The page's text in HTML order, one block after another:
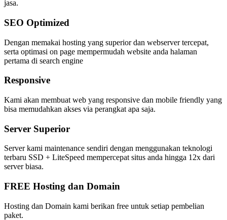
jasa.
SEO Optimized
Dengan memakai hosting yang superior dan webserver tercepat,
serta optimasi on page mempermudah website anda halaman
pertama di search engine
Responsive
Kami akan membuat web yang responsive dan mobile friendly yang
bisa memudahkan akses via perangkat apa saja.
Server Superior
Server kami maintenance sendiri dengan menggunakan teknologi
terbaru SSD + LiteSpeed mempercepat situs anda hingga 12x dari
server biasa.
FREE Hosting dan Domain
Hosting dan Domain kami berikan free untuk setiap pembelian
paket.